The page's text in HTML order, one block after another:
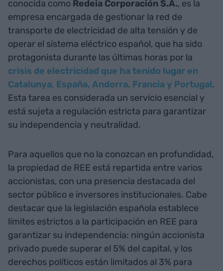
conocida como Redeia Corporación S.A., es la
empresa encargada de gestionar la red de
transporte de electricidad de alta tensión y de
operar el sistema eléctrico español, que ha sido
protagonista durante las últimas horas por la
crisis de electricidad que ha tenido lugar en
Catalunya, España, Andorra, Francia y Portugal.
Esta tarea es considerada un servicio esencial y
está sujeta a regulación estricta para garantizar
su independencia y neutralidad.
Para aquellos que no la conozcan en profundidad,
la propiedad de REE está repartida entre varios
accionistas, con una presencia destacada del
sector público e inversores institucionales. Cabe
destacar que la legislación española establece
límites estrictos a la participación en REE para
garantizar su independencia: ningún accionista
privado puede superar el 5% del capital, y los
derechos políticos están limitados al 3% para